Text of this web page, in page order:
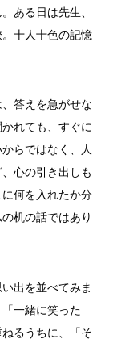
ある日は先生、
十人十色の記憶
答えを急がせな
れても、すぐに
らではなく、人
心の引き出しも
何を入れたか分
机の話ではあり
出を並べてみま
一緒に笑った
るうちに、「そ